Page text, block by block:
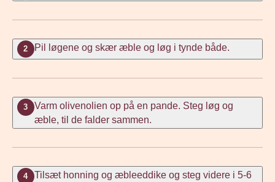
2 Pil løgene og skær æble og løg i tynde både.
3
Varm olivenolien op på en pande. Steg løg og
æble, til de falder sammen.
4
Tilsæt honning og æbleeddike og steg videre i 5-6